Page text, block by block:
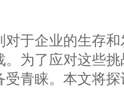
企业的生存和
为了应对这些
青睐。本文将